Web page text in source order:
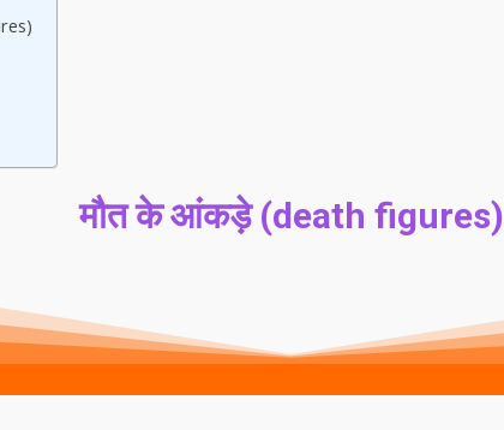
मौत के आंकड़े (death figures)